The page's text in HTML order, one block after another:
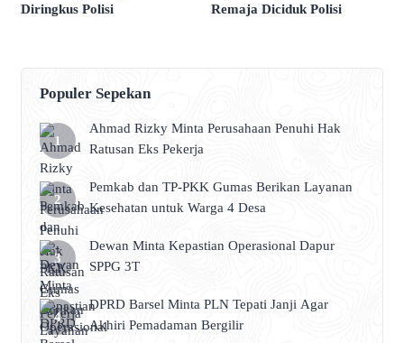
Diringkus Polisi
Remaja Diciduk Polisi
Populer Sepekan
Ahmad Rizky Minta Perusahaan Penuhi Hak
Ratusan Eks Pekerja
Pemkab dan TP-PKK Gumas Berikan Layanan
Kesehatan untuk Warga 4 Desa
Dewan Minta Kepastian Operasional Dapur
SPPG 3T
DPRD Barsel Minta PLN Tepati Janji Agar
Akhiri Pemadaman Bergilir